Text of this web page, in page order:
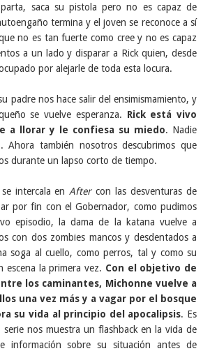
saca su pistola pero no es capaz de
termina y el joven se reconoce a sí
no es tan fuerte como cree y no es capaz
a un lado y disparar a Rick quien, desde
por alejarle de toda esta locura.
padre nos hace salir del ensimismamiento, y
se vuelve esperanza. Rick está vivo
a llorar y le confiesa su miedo. Nadie
Ahora también nosotros descubrimos que
durante un lapso corto de tiempo.
se intercala enAftercon las desventuras de
por fin con el Gobernador, como pudimos
episodio, la dama de la katana vuelve a
con dos zombies mancos y desdentados a
soga al cuello, como perros, tal y como su
escena la primera vez. Con el objetivo de
los caminantes, Michonne vuelve a
una vez más y a vagar por el bosque
su vida al principio del apocalipsis. Es
serie nos muestra un flashback en la vida de
información sobre su situación antes de